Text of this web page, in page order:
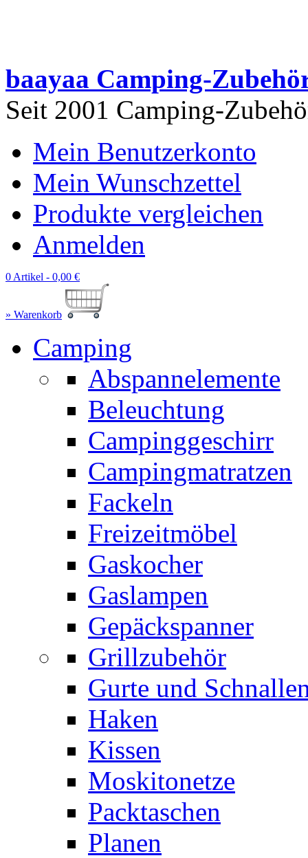
baayaa Camping-
Seit 2001 Camping-
Mein Benutzerkonto
Mein Wunschzettel
Produkte vergleichen
Anmelden
0 Artikel - 0,00 €
» Warenkorb
Camping
Abspannelemente
Beleuchtung
Campinggeschirr
Campingmatratzen
Fackeln
Freizeitmöbel
Gaskocher
Gaslampen
Gepäckspanner
Grillzubehör
Gurte und
Haken
Kissen
Moskitonetze
Packtaschen
Planen